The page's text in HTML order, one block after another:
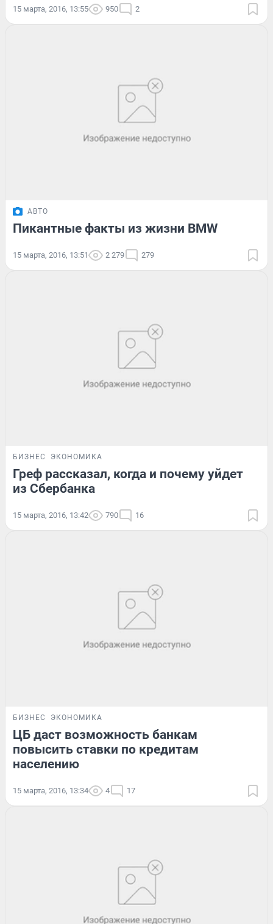
15 марта, 2016, 13:55 950 2
АВТО
Пикантные факты из жизни BMW
15 марта, 2016, 13:51 2 279 279
БИЗНЕС ЭКОНОМИКА
Греф рассказал, когда и почему уйдет
из Сбербанка
15 марта, 2016, 13:42 790 16
БИЗНЕС ЭКОНОМИКА
ЦБ даст возможность банкам
повысить ставки по кредитам
населению
15 марта, 2016, 13:34 4 17